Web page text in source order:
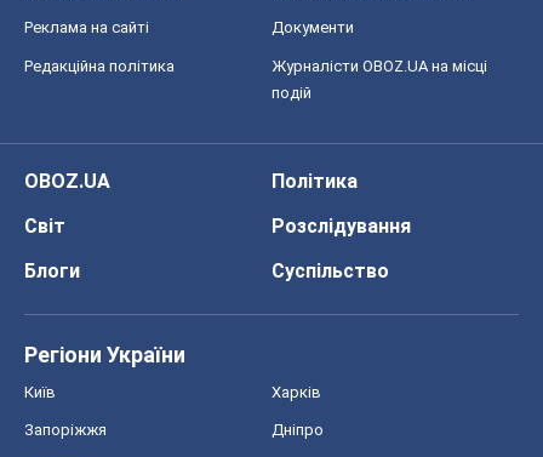
Реклама на сайті Документи
Редакційна політика
Журналісти OBOZ.UA на місці
подій
OBOZ.UA
Політика
Світ
Розслідування
Блоги
Суспільство
Регіони України
Київ Харків
Запоріжжя Дніпро